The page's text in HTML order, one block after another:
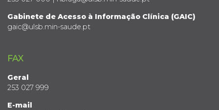
Gabinete de Acesso à Informação Clínica (GAIC)
gaic@ulsb.min-saude.pt
FAX
Geral
253 027 999
E-mail